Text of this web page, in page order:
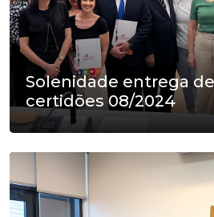
Solenidade entrega
certidões 08/2024